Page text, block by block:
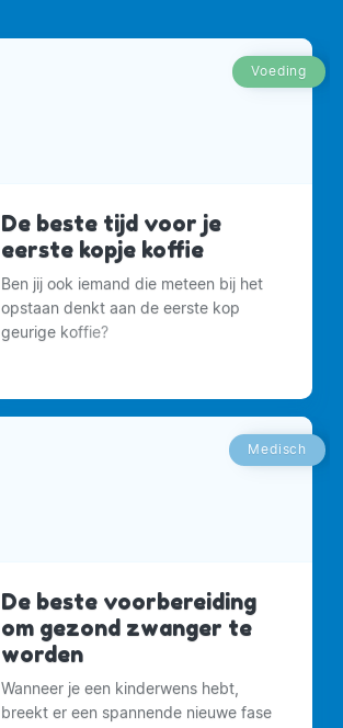
Voeding
De beste tijd voor je
eerste kopje koffie
Ben jij ook iemand die meteen bij het
opstaan denkt aan de eerste kop
geurige koffie?
Medisch
De beste voorbereiding
om gezond zwanger te
worden
Wanneer je een kinderwens hebt,
breekt er een spannende nieuwe fase